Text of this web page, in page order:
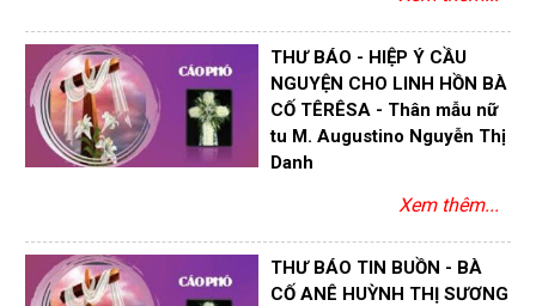
THƯ BÁO - HIỆP Ý CẦU
NGUYỆN CHO LINH HỒN BÀ
CỐ TÊRÊSA - Thân mẫu nữ
tu M. Augustino Nguyễn Thị
Danh
Xem thêm...
THƯ BÁO TIN BUỒN - BÀ
CỐ ANÊ HUỲNH THỊ SƯƠNG